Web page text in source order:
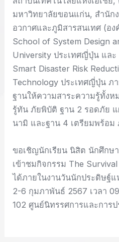
มหาวิทยาลัยขอนแก่น, สำนัก
อวกาศและภูมิสารสนเทศ (อ
School of System Design
University ประเทศญี่ปุ่น และ
Smart Disaster Risk
Technology ประเทศญี่ปุ่น ภ
ฐานให้ความสาระความรู้ทั้งห
รู้ทัน ภัยพิบัติ ฐาน 2 รอดภัย
นามิ และฐาน 4 เตรียมพร้อม
ขอเชิญนักเรียน นิสิต นักศึกษ
เข้าชมกิจกรรม The
ได้ภายในงานวันนักประดิษฐ์
2-6 กุมภาพันธ์ 2567 เวลา
102 ศูนย์นิทรรศการและการ